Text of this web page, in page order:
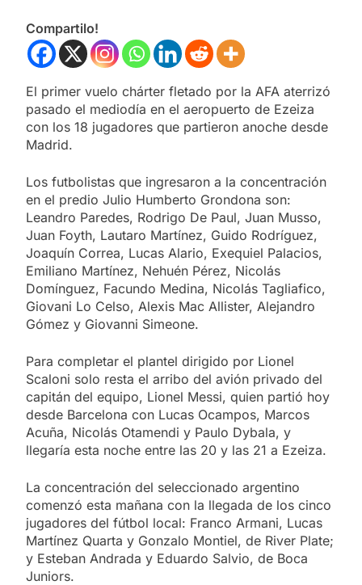
Compartilo!
El primer vuelo chárter fletado por la AFA aterrizó
pasado el mediodía en el aeropuerto de Ezeiza
con los 18 jugadores que partieron anoche desde
Madrid.
Los futbolistas que ingresaron a la concentración
en el predio Julio Humberto Grondona son:
Leandro Paredes, Rodrigo De Paul, Juan Musso,
Juan Foyth, Lautaro Martínez, Guido Rodríguez,
Joaquín Correa, Lucas Alario, Exequiel Palacios,
Emiliano Martínez, Nehuén Pérez, Nicolás
Domínguez, Facundo Medina, Nicolás Tagliafico,
Giovani Lo Celso, Alexis Mac Allister, Alejandro
Gómez y Giovanni Simeone.
Para completar el plantel dirigido por Lionel
Scaloni solo resta el arribo del avión privado del
capitán del equipo, Lionel Messi, quien partió hoy
desde Barcelona con Lucas Ocampos, Marcos
Acuña, Nicolás Otamendi y Paulo Dybala, y
llegaría esta noche entre las 20 y las 21 a Ezeiza.
La concentración del seleccionado argentino
comenzó esta mañana con la llegada de los cinco
jugadores del fútbol local: Franco Armani, Lucas
Martínez Quarta y Gonzalo Montiel, de River Plate;
y Esteban Andrada y Eduardo Salvio, de Boca
Juniors.